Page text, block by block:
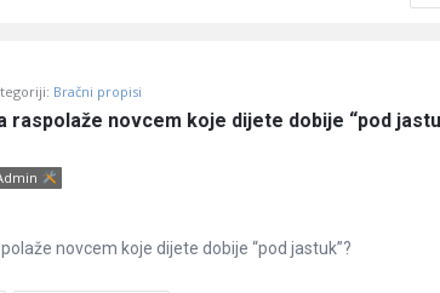
Bračni propisi
raspolaže novcem koje dijete dobije “pod
novcem koje dijete dobije “pod jastuk”?